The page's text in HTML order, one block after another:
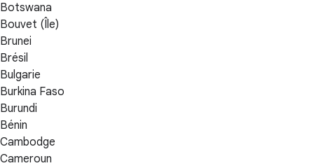
Botswana
Bouvet (Île)
Brunei
Brésil
Bulgarie
Burkina Faso
Burundi
Bénin
Cambodge
Cameroun